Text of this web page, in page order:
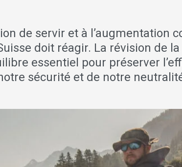
de servir et à l’augmentation
doit réagir. La révision de
essentiel pour préserver
sécurité et de notre